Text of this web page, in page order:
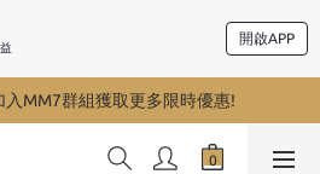
開啟APP
入MM7群組獲取更多限時優惠!